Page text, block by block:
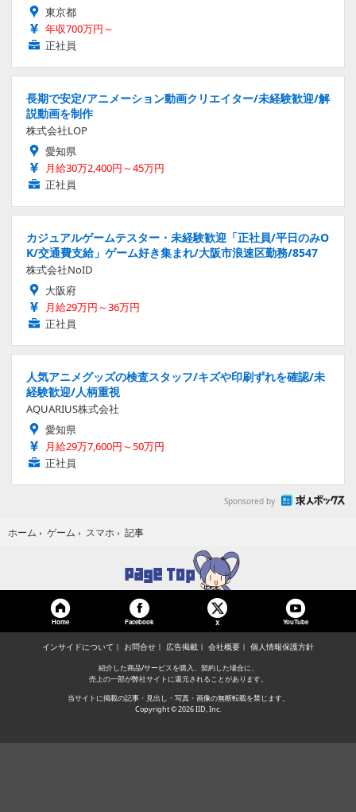
東京都
年収700万円～
正社員
長期で安定/アニメーション動画クリエイター/未経験歓迎/解
説動画を制作
株式会社LOP
愛知県
月給30万2,400円～45万円
正社員
カジュアルゲームテスター・未経験歓迎「正社員/平日のみO
K/交通費支給」ゲーム好き集まれ/大阪市浪速区勤務/8547
株式会社NoID
大阪府
月給29万円～36万円
正社員
人気アニメグッズの検査スタッフ/キズや印刷ずれを確認/未
経験歓迎/人柄重視
AQUARIUS株式会社
愛知県
月給29万7,600円～50万円
正社員
Sponsored by
ホーム › ゲーム › スマホ › 記事
Home Facebook X YouTube
インサイドについて お問合せ 広告掲載 会社概要 個人情報保護方針
紹介した商品/サービスを購入、契約した場合に、
売上の一部が弊社サイトに還元されることがあります。
当サイトに掲載の記事・見出し・写真・画像の無断転載を禁じます。
Copyright © 2026 IID, Inc.